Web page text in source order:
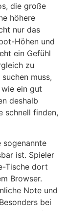
die große
höhere
nur das
Höhen und
ein Gefühl
zu
muss,
ein gut
deshalb
schnell finden,
sogenannte
ist. Spieler
Tische dort
Browser.
Note und
bei